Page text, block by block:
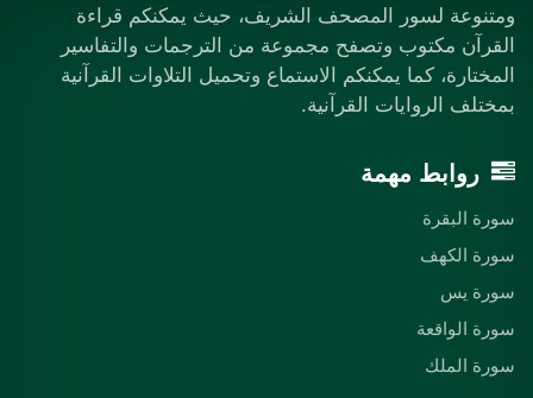
ومتنوعة لسور المصحف الشريف، حيث يمكنكم قراءة
القرآن مكتوب وتصفح مجموعة من الترجمات والتفاسير
المختارة، كما يمكنكم الاستماع وتحميل التلاوات القرآنية
بمختلف الروايات القرآنية.
روابط مهمة
سورة البقرة
سورة الكهف
سورة يس
سورة الواقعة
سورة الملك